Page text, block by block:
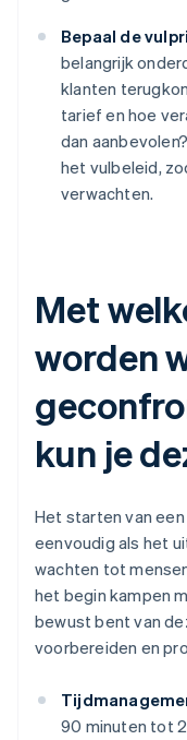
Bepaal de
belangrijk
klanten
tarief en hoe
dan
het vulbeleid,
verwachten.
Met
worden
kun je
Het starten van
eenvoudig als het
wachten tot
het begin kampen
bewust bent van
voorbereiden en
90 minuten tot